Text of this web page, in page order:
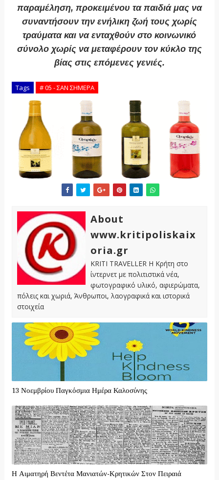
παραμέληση, προκειμένου τα παιδιά μας να
συναντήσουν την ενήλικη ζωή τους χωρίς
τραύματα και να ενταχθούν στο κοινωνικό
σύνολο χωρίς να μεταφέρουν τον κύκλο της
βίας στις επόμενες γενιές.
Tags # 05 - ΣΑΝ ΣΗΜΕΡΑ
About
www.kritipoliskaix
oria.gr
KRITI TRAVELLER Η Κρήτη στο
ίντερνετ με πολιτιστικά νέα,
φωτογραφικό υλικό, αφιερώματα,
πόλεις και χωριά, Άνθρωποι, λαογραφικά και ιστορικά
στοιχεία
13 Νοεμβρίου Παγκόσμια Ημέρα Καλοσύνης
Η Αιματηρή Βεντέτα Μανιατών-Κρητικών Στον Πειραιά